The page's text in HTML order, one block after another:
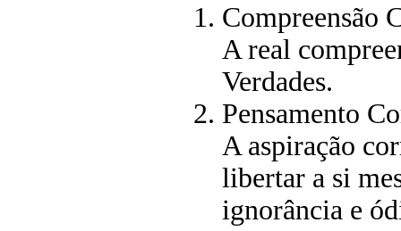
Compreensão
A real
Verdades.
Pensamento
A aspiração
libertar a si
ignorância e